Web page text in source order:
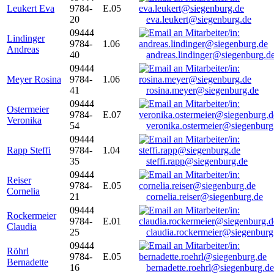
Leukert Eva
9784-
20
E.05
eva.leukert@siegenburg.de
Lindinger
Andreas
09444
9784-
40
1.06
Meyer Rosina
09444
9784-
41
1.06
rosina.meyer@siegenburg.de
Ostermeier
Veronika
09444
9784-
54
E.07
Rapp Steffi
09444
9784-
35
1.04
steffi.rapp@siegenburg.de
Reiser
Cornelia
09444
9784-
21
E.05
cornelia.reiser@siegenburg.de
Rockermeier
Claudia
09444
9784-
25
E.01
Röhrl
Bernadette
09444
9784-
16
E.05
bernadette.roehrl@siegenburg.de